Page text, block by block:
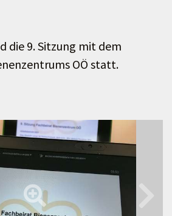
die 9. Sitzung mit dem
OÖ statt.